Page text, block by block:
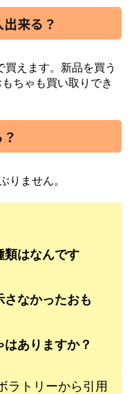
来る？
えます。新品を買う
ちゃも買い取りでき
りません。
類はなんです
なかったおも
ありますか？
ラトリーから引用